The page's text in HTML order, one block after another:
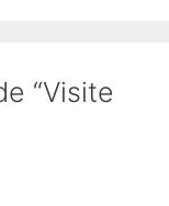
“Visite